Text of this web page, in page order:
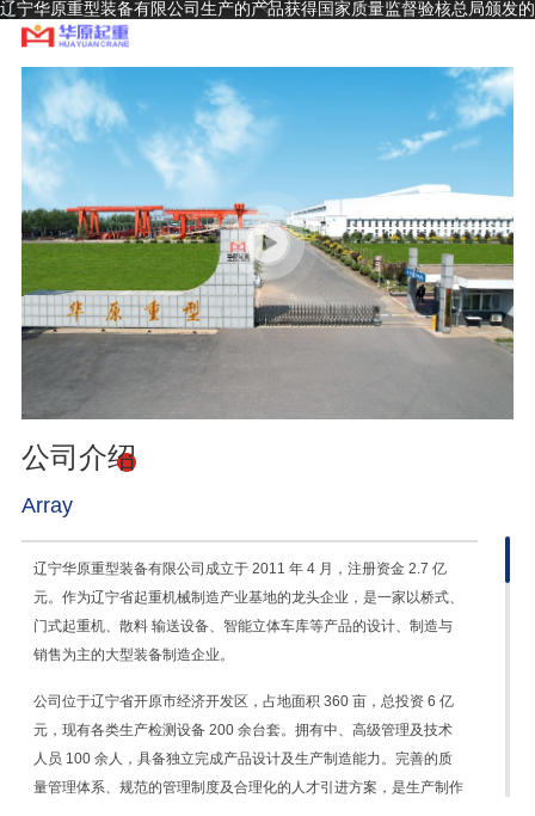
辽宁华原重型装备有限公司生产的产品获得国家质量监督验核总局颁发的
A级起重机生产制造许可证和安装、改造、维修许可证，并通过ISO9001
公司介绍
Array
辽宁华原重型装备有限公司成立于 2011 年 4 月，注册资金 2.7 亿
元。作为辽宁省起重机械制造产业基地的龙头企业，是一家以桥式、
门式起重机、散料 输送设备、智能立体车库等产品的设计、制造与
销售为主的大型装备制造企业。
公司位于辽宁省开原市经济开发区，占地面积 360 亩，总投资 6 亿
元，现有各类生产检测设备 200 余台套。拥有中、高级管理及技术
人员 100 余人，具备独立完成产品设计及生产制造能力。完善的质
量管理体系、规范的管理制度及合理化的人才引进方案，是生产制作